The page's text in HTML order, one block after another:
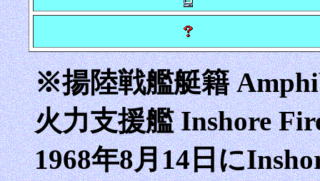
※揚陸戦艦艇籍
火力支援艦 Inshore
1968年8月14日に